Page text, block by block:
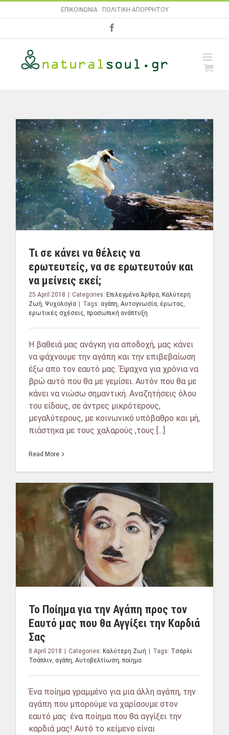
to
ΕΠΙΚΟΙΝΩΝΙΑ| ΠΟΛΙΤΙΚΗ ΑΠΟΡΡΗΤΟΥ
Τι σε κάνει να θέλεις να
ερωτευτείς, να σε ερωτευτούν και
να μείνεις εκεί;
25 April 2018 Categories: Επιλεγμένα Άρθρα, Καλύτερη
Ζωή, Ψυχολογία Tags: αγάπη, Αυτογνωσία, έρωτας,
ερωτικές σχέσεις,προσωπική ανάπτυξη
Η βαθειά μας ανάγκη για αποδοχή, μας κάνει
να ψάχνουμε την αγάπη και την επιβεβαίωση
έξω απο τον εαυτό μας. Έψαχνα για χρόνια να
βρώ αυτό που θα με γεμίσει. Αυτόν που θα με
κάνει να νιώσω σημαντική. Αναζητήσεις όλου
του είδους, σε άντρες μικρότερους,
μεγαλύτερους, με κοινωνικό υπόβαθρο και μή,
πιάστηκα με τους χαλαρούς ,τους [...]
Read More
Το Ποίημα για την Αγάπη προς τον
Εαυτό μας που θα Αγγίξει την Καρδιά
Σας
8 April 2018 | Categories: Καλύτερη Ζωή | Tags: Tσάρλι
Τσάπλιν αγάπη Αυτοβελτίωση ,ποίημα
Ένα ποίημα γραμμένο για μια άλλη αγάπη, την
αγάπη που μπορούμε να χαρίσουμε στον
εαυτό μας· ένα ποίημα που θα αγγίξει την
καρδιά μας! Αυτό το κείμενο είναι